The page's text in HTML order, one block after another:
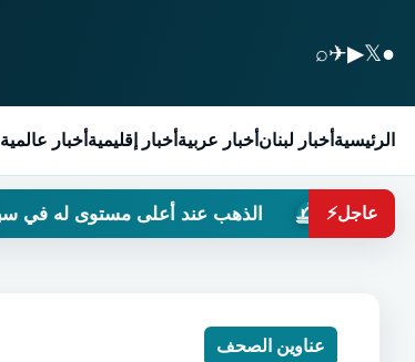
●
𝕏
▶
✈
⌕
الرئيسية أخبار لبنان أخبار عربية أخبار إقليمية أخبار عالمية
عاجل⚡
الذهب عند أعلى مستوى له في سبعة أسابيع
عناوين الصحف